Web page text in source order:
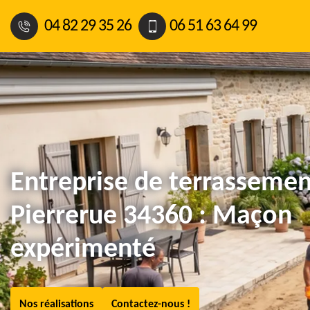
04 82 29 35 26 06 51 63 64 99
Entreprise de
Pierrerue 34360 : Maçon
expérimenté
Nos réalisations Contactez-nous !